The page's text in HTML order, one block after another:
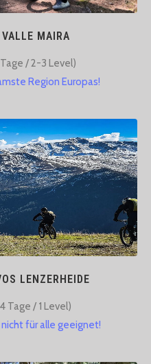
MAIRA
/ 2-3 Level)​
Region Europas!
LENZERHEIDE
Tage / 1 Level)​
für alle geeignet!